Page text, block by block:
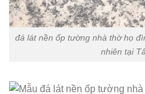
đá lát nền ốp tường nhà thờ họ
nhiên tại